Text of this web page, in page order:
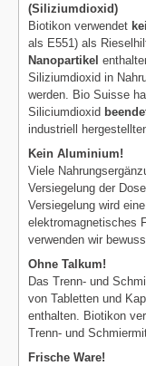
(Siliziumdioxid)
Biotikon verwendet
als E551) als
Nanopartikel
Siliziumdioxid in
werden. Bio Suisse
Siliciumdioxid
industriell
Kein Aluminium!
Viele
Versiegelung der
Versiegelung wird
elektromagnetisches
verwenden wir
Ohne Talkum!
Das Trenn- und
von Tabletten und
enthalten. Biotikon
Trenn- und
Frische Ware!